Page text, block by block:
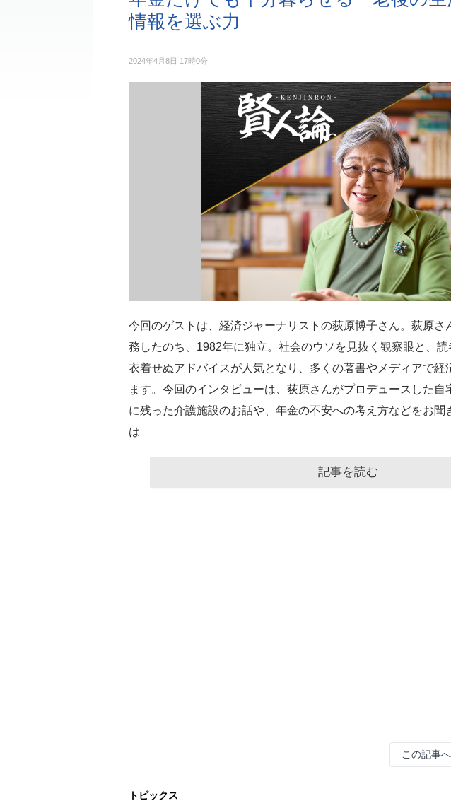
情報を選ぶ力
2024年4月8日 17時0分
今回のゲストは、経済ジャーナリストの荻原博子さん。荻原さ
務したのち、1982年に独立。社会のウソを見抜く観察眼と、
衣着せぬアドバイスが人気となり、多くの著書やメディアで経
ます。今回のインタビューは、荻原さんがプロデュースした自
に残った介護施設のお話や、年金の不安への考え方などをお聞
は
記事を読む
この記事
トピックス